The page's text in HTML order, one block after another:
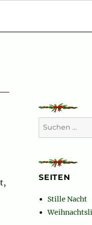
Suchen
nach:
SEITEN
Stille Nacht